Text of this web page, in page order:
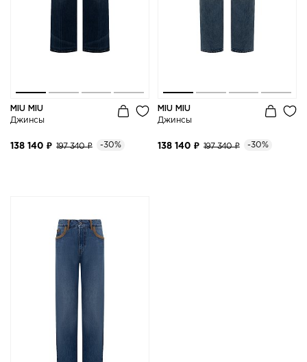
MIU MIU
Джинсы
138 140 ₽ 197 340 ₽ -30%
MIU MIU
Джинсы
138 140 ₽ 197 340 ₽ -30%